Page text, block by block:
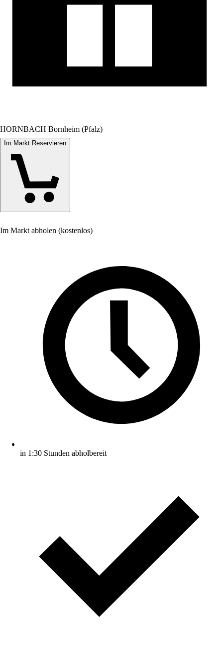
HORNBACH Bornheim (Pfalz)
Im Markt Reservieren
Im Markt abholen (kostenlos)
in 1:30 Stunden abholbereit